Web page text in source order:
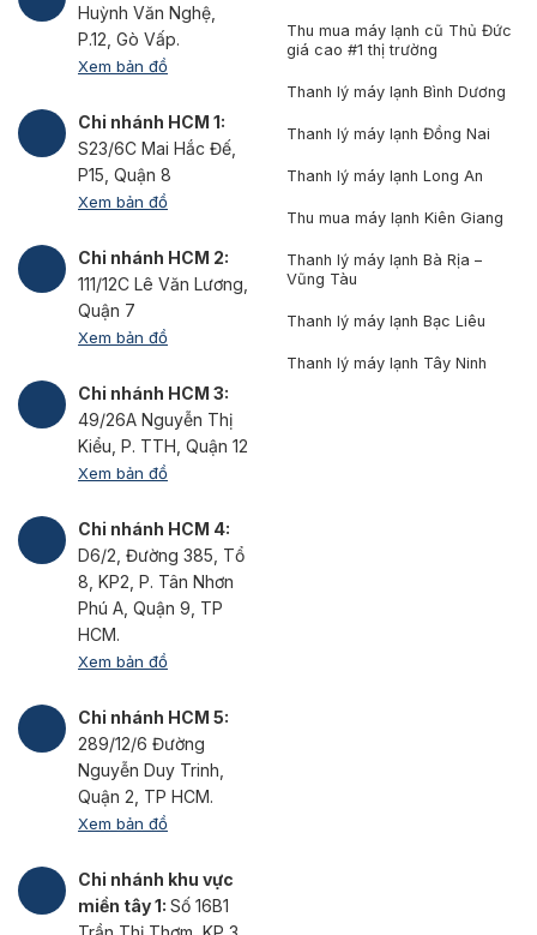
Huỳnh Văn Nghệ,
P.12, Gò Vấp.
Xem bản đồ
Chi nhánh HCM 1:
S23/6C Mai Hắc Đế,
P15, Quận 8
Xem bản đồ
Chi nhánh HCM 2:
111/12C Lê Văn Lương,
Quận 7
Xem bản đồ
Chi nhánh HCM 3:
49/26A Nguyễn Thị
Kiểu, P. TTH, Quận 12
Xem bản đồ
Chi nhánh HCM 4:
D6/2, Đường 385, Tổ
8, KP2, P. Tân Nhơn
Phú A, Quận 9, TP
HCM.
Xem bản đồ
Chi nhánh HCM 5:
289/12/6 Đường
Nguyễn Duy Trinh,
Quận 2, TP HCM.
Xem bản đồ
Chi nhánh khu vực
miền tây 1: Số 16B1
Thu mua máy lạnh cũ Thủ Đức
giá cao #1 thị trường
Thanh lý máy lạnh Bình Dương
Thanh lý máy lạnh Đồng Nai
Thanh lý máy lạnh Long An
Thu mua máy lạnh Kiên Giang
Thanh lý máy lạnh Bà Rịa –
Vũng Tàu
Thanh lý máy lạnh Bạc Liêu
Thanh lý máy lạnh Tây Ninh